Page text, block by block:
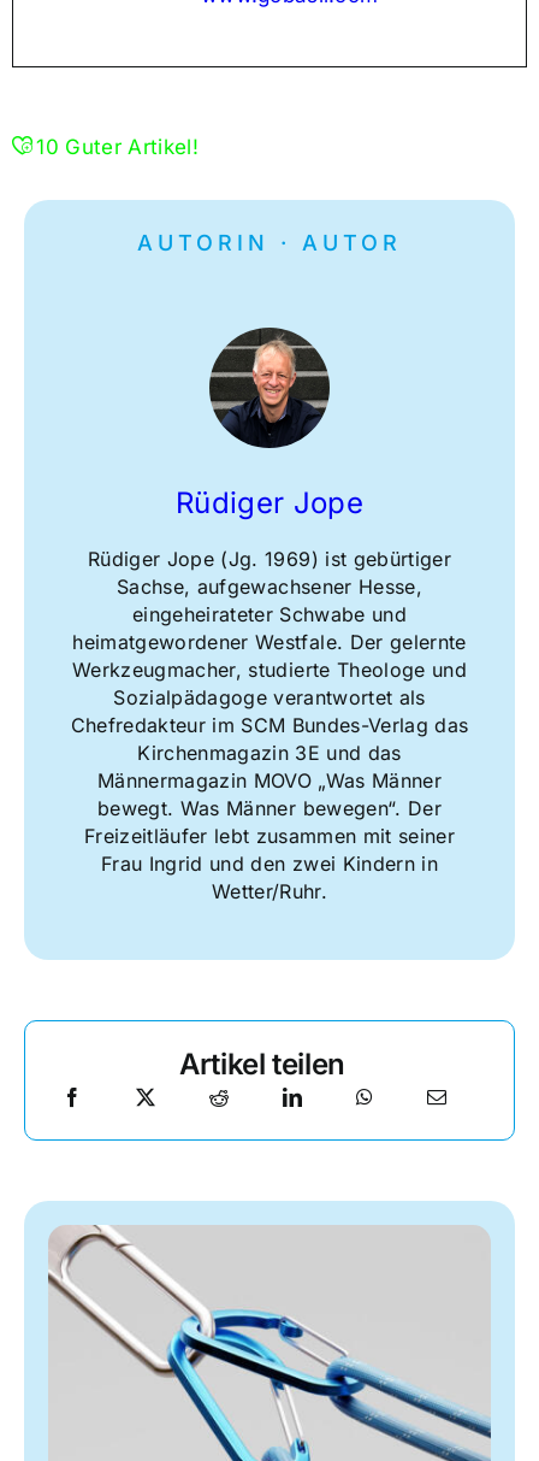
10 Guter Artikel!
AUTORIN · AUTOR
Rüdiger Jope
Rüdiger Jope (Jg. 1969) ist gebürtiger
Sachse, aufgewachsener Hesse,
eingeheirateter Schwabe und
heimatgewordener Westfale. Der gelernte
Werkzeugmacher, studierte Theologe und
Sozialpädagoge verantwortet als
Chefredakteur im SCM Bundes-Verlag das
Kirchenmagazin 3E und das
Männermagazin MOVO „Was Männer
bewegt. Was Männer bewegen“. Der
Freizeitläufer lebt zusammen mit seiner
Frau Ingrid und den zwei Kindern in
Wetter/Ruhr.
Artikel teilen